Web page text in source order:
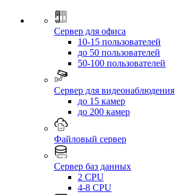
Сервер для офиса
10-15 пользователей
до 50 пользователей
50-100 пользователей
Сервер для видеонаблюдения
до 15 камер
до 200 камер
Файловый сервер
Сервер баз данных
2 CPU
4-8 CPU